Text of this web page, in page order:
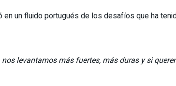
en un fluido portugués de los desafíos que ha
levantamos más fuertes, más duras y si